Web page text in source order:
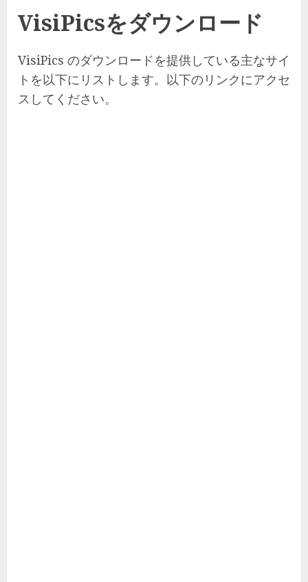
VisiPicsをダウンロード
VisiPics のダウンロードを提供している主なサイ
トを以下にリストします。以下のリンクにアクセ
スしてください。